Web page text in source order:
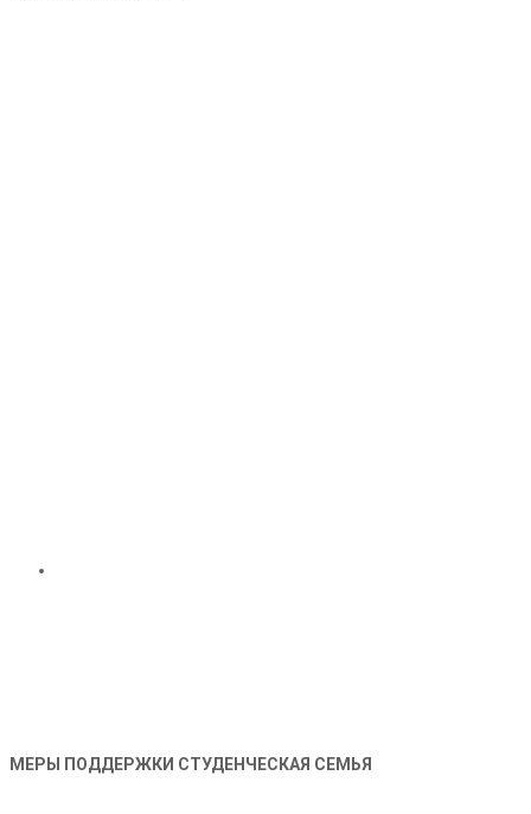
МЕРЫ ПОДДЕРЖКИ СТУДЕНЧЕСКАЯ СЕМЬЯ